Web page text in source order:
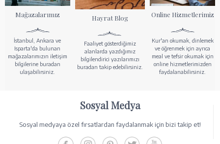
Mağazalarımız
İstanbul, Ankara ve
Isparta'da bulunan
mağazalarımızın iletişim
bilgilerine buradan
ulaşabilirsiniz.
Hayrat Blog
Faaliyet gösterdiğimiz
alanlarda yazdığımız
bilgilendirici yazılarımızı
buradan takip edebilirsiniz.
Online Hizmetlerimiz
Kur'an okumak, dinlemek
ve öğrenmek için ayrıca
meal ve tefsir okumak için
online hizmetlerimizden
faydalanabilirsiniz.
Sosyal Medya
Sosyal medyaya özel fırsatlardan faydalanmak için bizi takip et!